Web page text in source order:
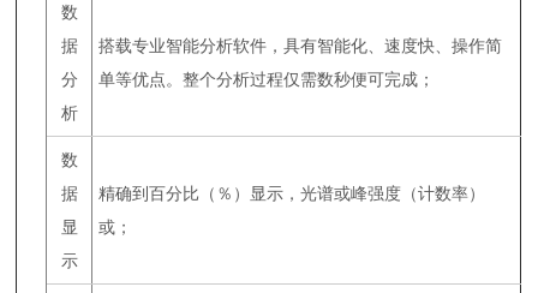
数
据
分
析
搭载专业智能分析软件，具有智能化、速度快、操作简
单等优点。整个分析过程仅需数秒便可完成；
数
据
显
示
精确到百分比（％）显示，光谱或峰强度（计数率）
或；